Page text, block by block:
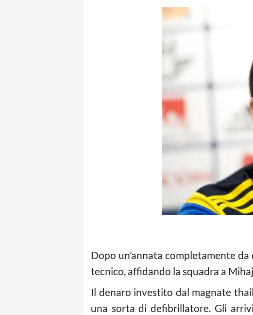
Dopo un’annata completamente
tecnico, affidando la squadra a
Il denaro investito dal magnate
una sorta di defibrillatore. Gli